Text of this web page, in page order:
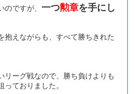
ですが、 一つ勲章を手にし
抱えながらも、すべて勝ちきれた
リーグ戦なので、勝ち負けよりも
ておりました。